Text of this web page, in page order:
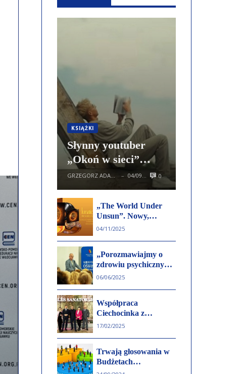
KSIĄŻKI
Słynny youtuber
„Okoń w sieci”
odwiedził
Ciechocinek....
GRZEGORZ ADAMCZEWSKI — 04/09/2025 0
„The World Under
Unsun”. Nowy,
podwójny album
04/11/2025
„Porozmawiajmy o
zdrowiu psychicznym
dzieci i młodzieży”.
06/06/2025
Współpraca
Ciechocinka z
litewskimi
Ciechocinka, Jarosław
Jucewicz o planach
17/02/2025
Trwają głosowania w
Budżetach
Obywatelskich.